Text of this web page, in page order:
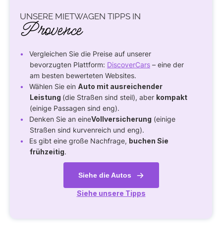
UNSERE MIETWAGEN TIPPS IN
Provence
Vergleichen Sie die Preise auf unserer
bevorzugten Plattform: DiscoverCars – eine der
am besten bewerteten Websites.
Wählen Sie ein Auto mit ausreichender
Leistung (die Straßen sind steil), aber kompakt
(einige Passagen sind eng).
Denken Sie an eineVollversicherung (einige
Straßen sind kurvenreich und eng).
Es gibt eine große Nachfrage, buchen Sie
frühzeitig.
Siehe die Autos
Siehe unsere Tipps